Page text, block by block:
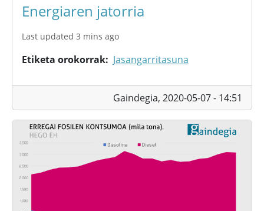
Energiaren jatorria
Last updated 3 mins ago
Etiketa orokorrak Jasangarritasuna
Gaindegia, 2020-05-07 - 14:51